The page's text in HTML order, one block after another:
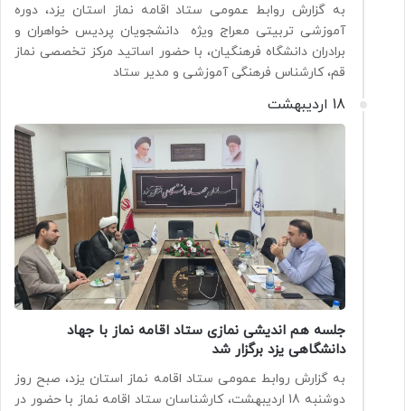
به گزارش روابط عمومی ستاد اقامه نماز استان یزد، دوره
آموزشی تربیتی معراج ویژه دانشجویان پردیس خواهران و
برادران دانشگاه فرهنگیان، با حضور اساتید مرکز تخصصی نماز
قم، کارشناس فرهنگی آموزشی و مدیر ستاد
18 اردیبهشت
جلسه هم اندیشی نمازی ستاد اقامه نماز با جهاد
دانشگاهی یزد برگزار شد
به گزارش روابط عمومی ستاد اقامه نماز استان یزد، صبح روز
دوشنبه 18 اردیبهشت، کارشناسان ستاد اقامه نماز با حضور در